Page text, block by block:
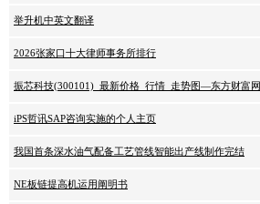
举升机中英文翻译
2026张家口十大律师事务所排行
振芯科技(300101)_最新价格_行情_走势图—东方财富网
iPS哲讯SAP咨询实施的个人主页
我国首条深水油气配备工艺管线智能出产线制作完结
NE板链提高机运用阐明书